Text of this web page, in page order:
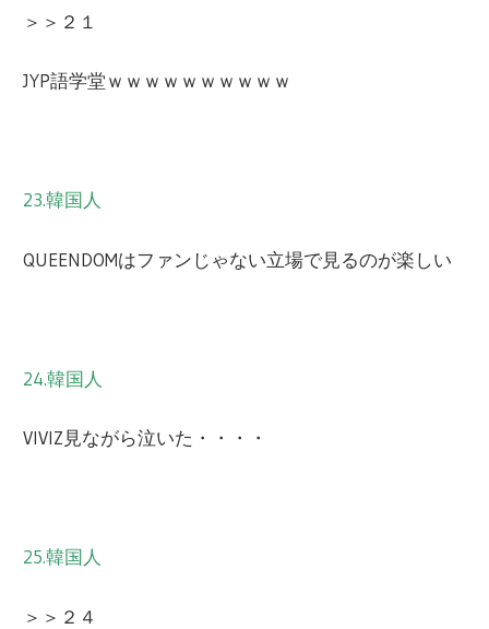
＞＞２１
JYP語学堂ｗｗｗｗｗｗｗｗｗｗ
23.韓国人
QUEENDOMはファンじゃない立場で見るのが楽しい
24.韓国人
VIVIZ見ながら泣いた・・・・
25.韓国人
＞＞２４